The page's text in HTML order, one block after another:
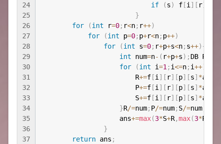
24
25
26
27
28
29
30
31
32
33
34
35
36
37
if
(s) f[i ] [ r]
}
for
(int r=0; r<n; r++)
for
(int p=0; p+r<n; p++)
for
(int s=0; r+p+s<n; s++){
int num=n- ( r+p+s) ; DB R
for
(int i=1 ; i<=n; i++)
                        R
+=f[i ] [ r] [p] [s] *a
                        P
+=f[i ] [ r] [p] [s] *a
                        S
+=f[i ] [ r] [p] [s] *a
}R/=num; P/=num; S/=num;
                    ans
+=max(3*S+R,max(3*R
}
return ans ;